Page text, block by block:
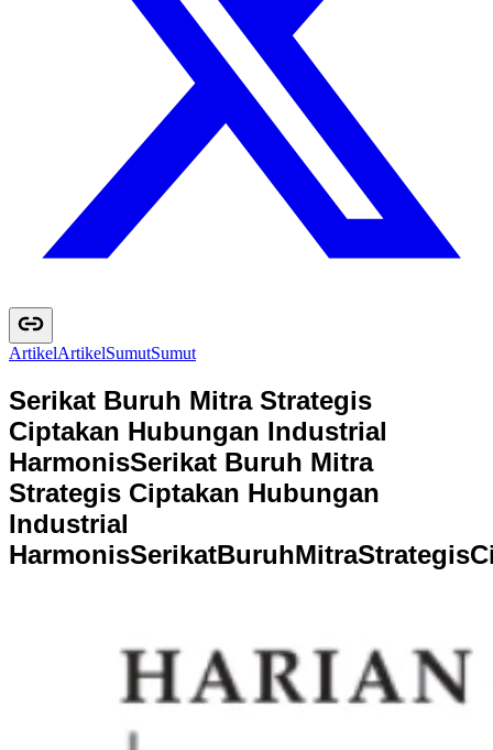
ArtikelArtikelSumutSumut
Serikat Buruh Mitra Strategis
Ciptakan Hubungan Industrial
HarmonisSerikat Buruh Mitra
Strategis Ciptakan Hubungan
Industrial
HarmonisSerikatBuruhMitraStrategisC